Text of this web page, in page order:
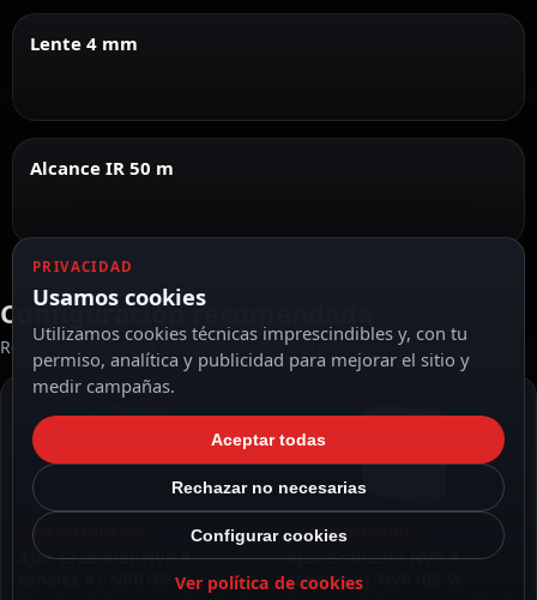
Lente 4 mm
Alcance IR 50 m
Configuración recomendada
Recomendado para completar esta instalación
RECOMENDADO
Ajax Grabador NVR 8
canales AJ-NVR108-B
RECOMENDADO
Ajax Grabador NVR 8
canales AJ-NVR108-W
PRIVACIDAD
Usamos cookies
Utilizamos cookies técnicas imprescindibles y, con tu
permiso, analítica y publicidad para mejorar el sitio y
medir campañas.
Aceptar todas
Rechazar no necesarias
Configurar cookies
Ver política de cookies